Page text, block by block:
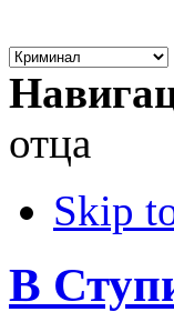
отца
Skip
В